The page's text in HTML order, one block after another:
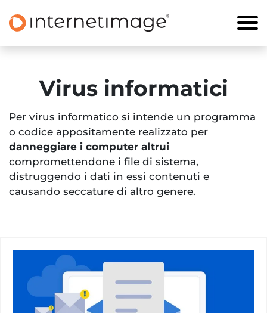
Virus informatici
Per virus informatico si intende un programma
o codice appositamente realizzato per
danneggiare i computer altrui
compromettendone i file di sistema,
distruggendo i dati in essi contenuti e
causando seccature di altro genere.